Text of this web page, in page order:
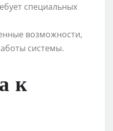
специальных
возможности,
системы.
к